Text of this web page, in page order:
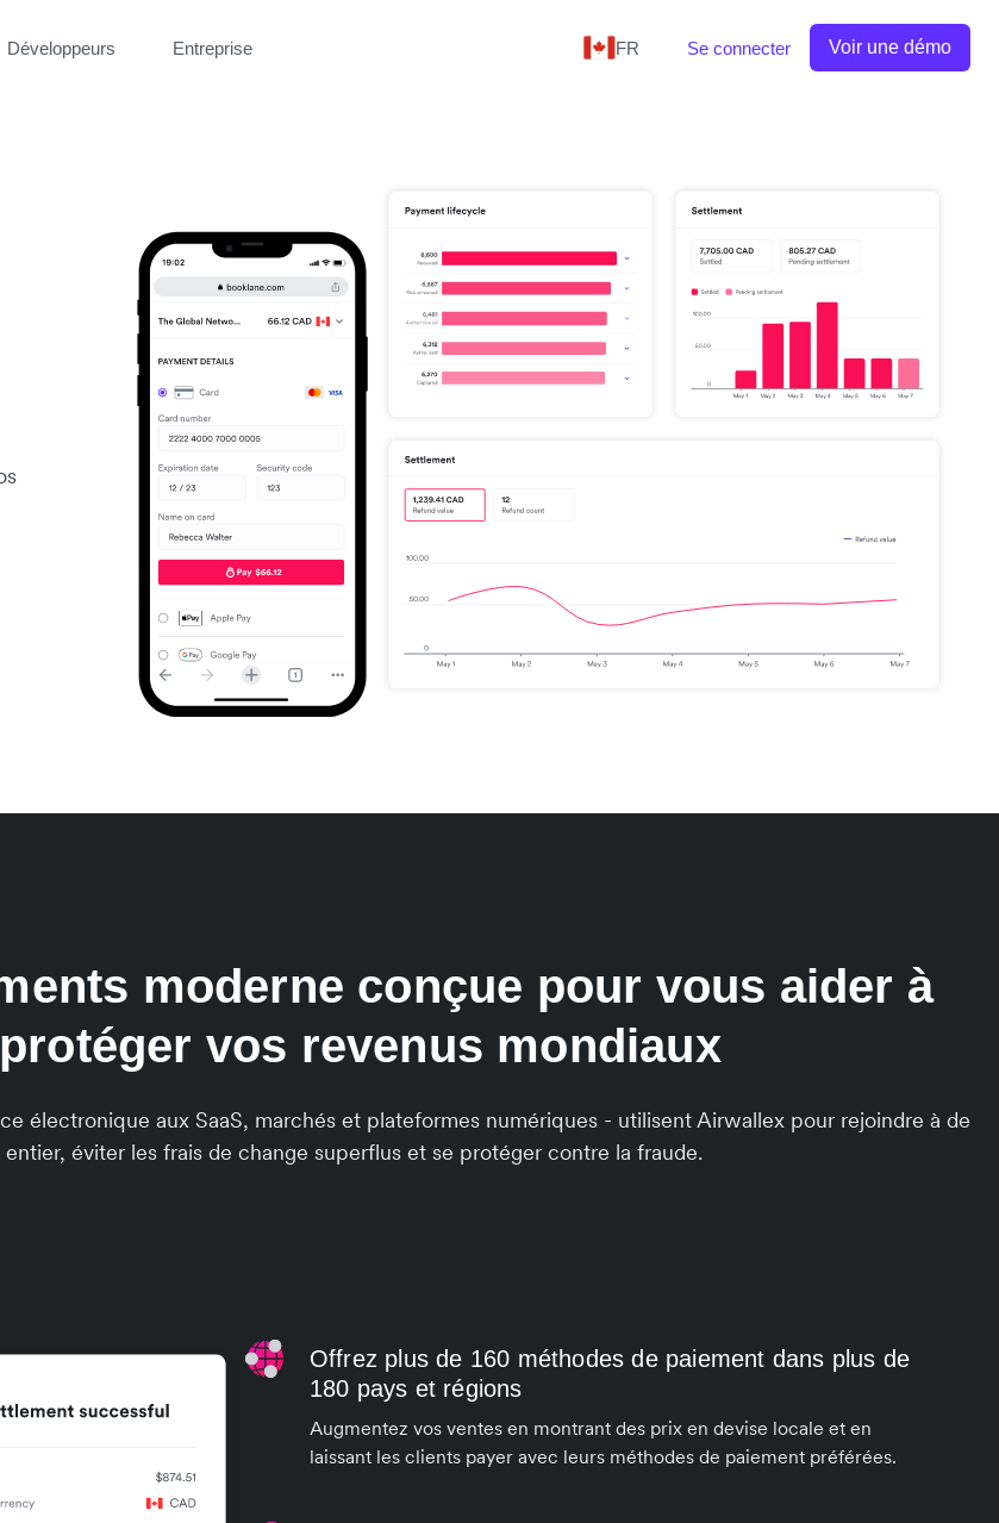
Développeurs Entreprise FR Se connecter Voir une démo
moderne conçue pour vous aider à
vos revenus mondiaux
électronique aux SaaS, marchés et plateformes numériques - utilisent Airwallex pour rejoindre à de
éviter les frais de change superflus et se protéger contre la fraude.
Offrez plus de 160 méthodes de paiement dans plus de
180 pays et régions
Augmentez vos ventes en montrant des prix en devise locale et en
laissant les clients payer avec leurs méthodes de paiement préférées.